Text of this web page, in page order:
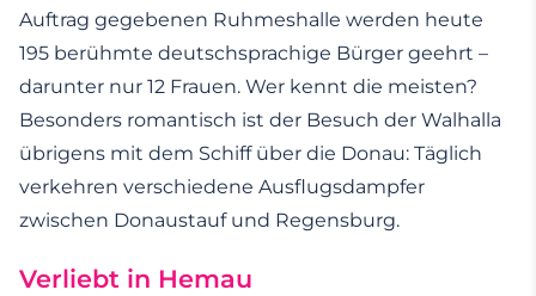
Auftrag gegebenen Ruhmeshalle werden heute
195 berühmte deutschsprachige Bürger geehrt –
darunter nur 12 Frauen. Wer kennt die meisten?
Besonders romantisch ist der Besuch der Walhalla
übrigens mit dem Schiff über die Donau: Täglich
verkehren verschiedene Ausflugsdampfer
zwischen Donaustauf und Regensburg.
Verliebt in Hemau